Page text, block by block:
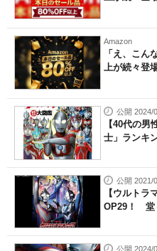
Amazon
「え、こん
上が続々登
公開 2024/
【40代の
士」ランキ
公開 2021/
【ウルトラ
OP29！ 堂
公開 2024/